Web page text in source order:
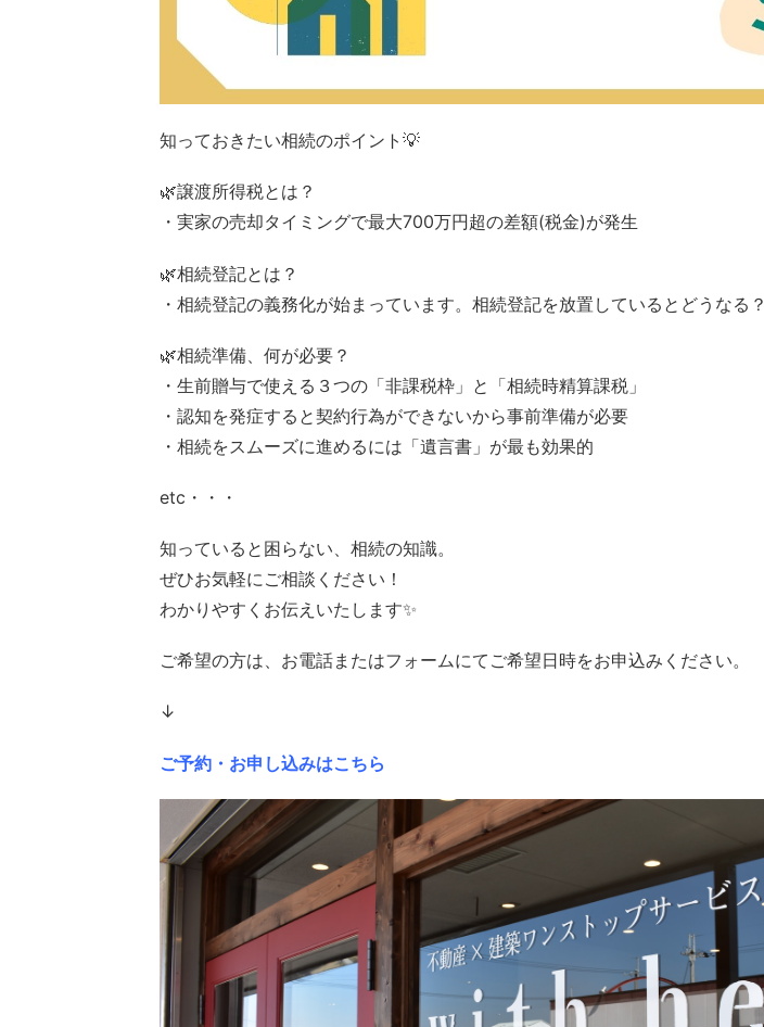
知っておきたい相続のポイント💡
🌿譲渡所得税とは？
・実家の売却タイミングで最大700万円超の差額(税金)が発生
🌿相続登記とは？
・相続登記の義務化が始まっています。相続登記を放置しているとどうなる？
🌿相続準備、何が必要？
・生前贈与で使える３つの「非課税枠」と「相続時精算課税」
・認知を発症すると契約行為ができないから事前準備が必要
・相続をスムーズに進めるには「遺言書」が最も効果的
etc・・・
知っていると困らない、相続の知識。
ぜひお気軽にご相談ください！
わかりやすくお伝えいたします✨
ご希望の方は、お電話またはフォームにてご希望日時をお申込みください。
↓
ご予約・お申し込みはこちら